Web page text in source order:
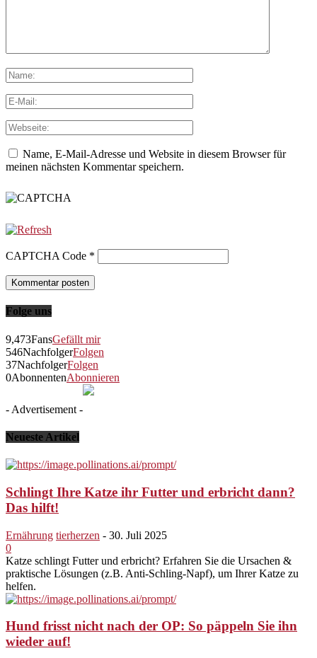
Name, E-Mail-Adresse und Website in diesem Browser für
meinen nächsten Kommentar speichern.
CAPTCHA Code *
Folge uns
9,473FansGefällt mir
546NachfolgerFolgen
37NachfolgerFolgen
0AbonnentenAbonnieren
- Advertisement -
Neueste Artikel
Schlingt Ihre Katze ihr Futter und erbricht dann?
Das hilft!
Ernährung tierherzen - 30. Juli 2025
0
Katze schlingt Futter und erbricht? Erfahren Sie die Ursachen &
praktische Lösungen (z.B. Anti-Schling-Napf), um Ihrer Katze zu
helfen.
Hund frisst nicht nach der OP: So päppeln Sie ihn
wieder auf!